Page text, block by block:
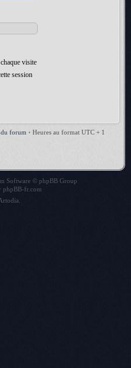
visite
session
du forum • Heures au format UTC + 1
Software © phpBB Group
phpBB-fr.com